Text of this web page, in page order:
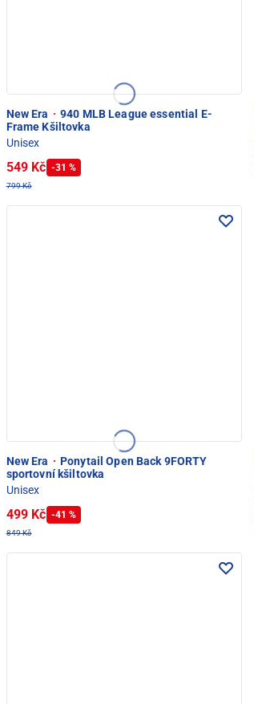
New Era · 940 MLB League essential E-
Frame Kšiltovka
Unisex
549 Kč -31 %
799 Kč
New Era · Ponytail Open Back 9FORTY
sportovní kšiltovka
Unisex
499 Kč -41 %
849 Kč